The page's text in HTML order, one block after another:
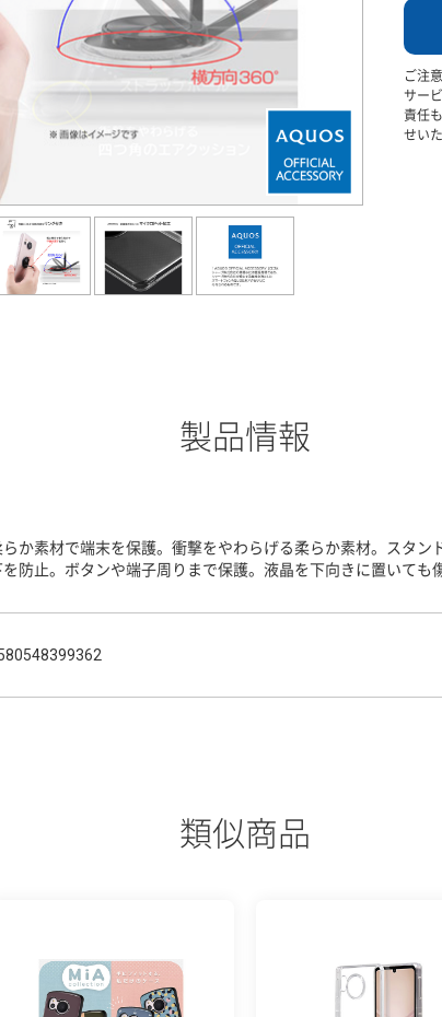
ご注
サー
責任
せい
製品情報
らか素材で端末を保護。衝撃をやわらげる柔らか素材。スタン
を防止。ボタンや端子周りまで保護。液晶を下向きに置いても
類似商品